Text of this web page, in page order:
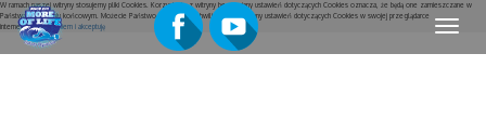
W ramach naszej witryny stosujemy pliki Cookies. Korzystanie z witryny bez zmiany ustawień dotyczących Cookies oznacza, że będą one zamieszczane w
Państwa urządzeniu końcowym. Możecie Państwo w dowolnej chwili dokonać zmiany ustawień dotyczących Cookies w swojej przeglądarce
internetowej.Rozumiem i akceptuję
Menu